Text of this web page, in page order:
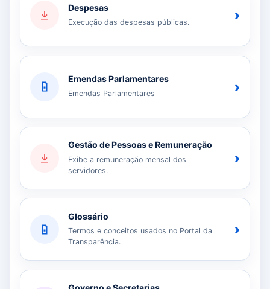
Despesas
Execução das despesas públicas. ›
Emendas Parlamentares
Emendas Parlamentares ›
Gestão de Pessoas e Remuneração
Exibe a remuneração mensal dos
servidores.
›
Glossário
Termos e conceitos usados no Portal da
Transparência.
›